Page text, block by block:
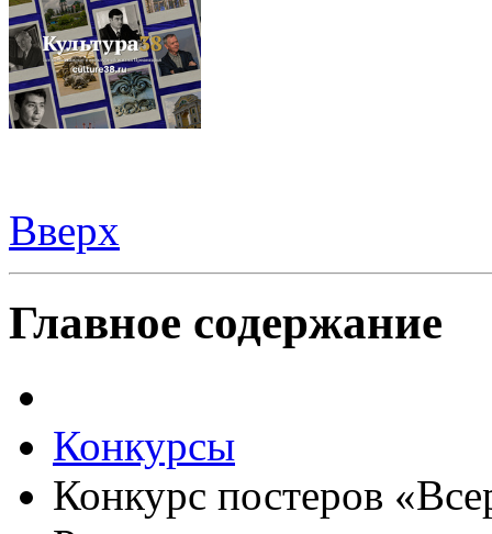
Вверх
Главное содержание
Конкурсы
Конкурс постеров